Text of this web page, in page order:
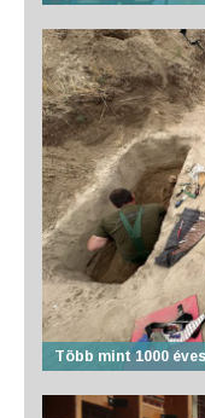
Több mint 1000